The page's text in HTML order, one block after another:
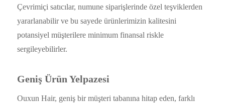
Çevrimiçi satıcılar, numune siparişlerinde özel teşviklerden
yararlanabilir ve bu sayede ürünlerimizin kalitesini
potansiyel müşterilere minimum finansal riskle
sergileyebilirler.
Geniş Ürün Yelpazesi
Ouxun Hair, geniş bir müşteri tabanına hitap eden, farklı